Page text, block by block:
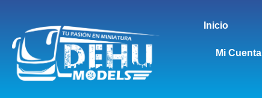
Inicio
Mi Cuenta